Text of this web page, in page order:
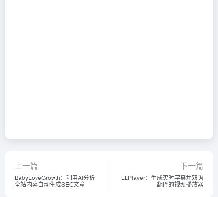
上一篇
BabyLoveGrowth：利用AI分析
全站内容自动生成SEO文章
下一篇
LLPlayer：生成实时字幕并双语
翻译的视频播放器